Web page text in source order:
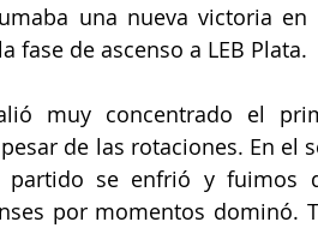
una nueva victoria
fase de ascenso a LEB Plata.
muy concentrado el
de las rotaciones. En el
se enfrió y fuimos
por momentos dominó.